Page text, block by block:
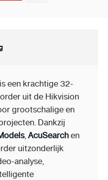
is een krachtige 32-
uit de Hikvision
grootschalige en
Dankzij
, AcuSearch en
uitzonderlijk
analyse,